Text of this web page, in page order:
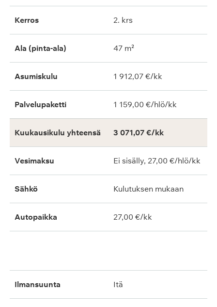
Kerros 2. krs
Ala (pinta-ala) 47 m²
Asumiskulu 1 912,07 €/kk
Palvelupaketti 1 159,00 €/hlö/kk
Kuukausikulu yhteensä 3 071,07 €/kk
Vesimaksu Ei sisälly, 27,00 €/hlö/kk
Sähkö Kulutuksen mukaan
Autopaikka 27,00 €/kk
ilmansuunta itä